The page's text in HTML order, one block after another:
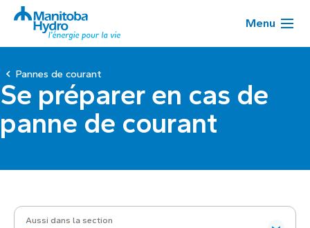
Menu
Pannes de courant
Se préparer en cas de
panne de courant
Aussi dans la section